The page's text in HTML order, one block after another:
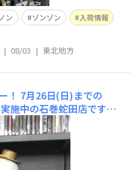
ン ゾンゾン 入荷情報
| 08/03 | 東北地方
！ 7月26日(日)までの
施中の石巻蛇田店です
り頂きました。その数、
て、もはや何が何だかと
がみっちり詰まってま
得意ではないですが、